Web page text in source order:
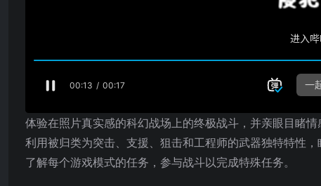
体验在照片真实感的科幻战场上的终极战斗，并亲眼目睹情
利用被归类为突击、支援、狙击和工程师的武器独特特性
了解每个游戏模式的任务，参与战斗以完成特殊任务。